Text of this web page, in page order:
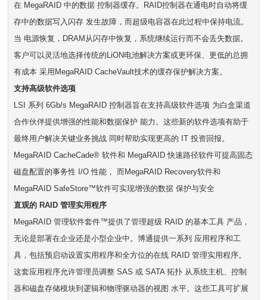
在 MegaRAID 中的数据 控制器缓存。RAID控制器在通电时自动将缓
存中的数据写入闪存 发生故障，而超级电容器在此过程中保持电流。
当 电源恢复，DRAM从闪存中恢复，系统继续运行而不会丢失数据。
客户可以灵活地选择传统的LiON电池解决方案或更环保、更低的总拥
有成本 采用MegaRAID CacheVault技术的缓存保护解决方案。
支持高级软件选项
LSI 系列 6Gb/s MegaRAID 控制器旨在支持高级软件选项 为白盒渠道
合作伙伴提供增强的性能和数据保护 能力。这些新的软件选项有助于
最终用户解决关键业务挑战 同时帮助实现更高的 IT 投资回报。
MegaRAID CacheCade® 软件和 MegaRAID 快速路径软件可提高固态
磁盘配置的事务性 I/O 性能， 而MegaRAID Recovery软件和
MegaRAID SafeStore™软件可实现增强的数据 保护与安全
直观的 RAID 管理实用程序
MegaRAID 管理软件套件™提供了管理超级 RAID 的基本工具 产品，
无论是部署在企业还是小型企业中。博通提供一系列 应用程序和工
具，包括预启动设置实用程序和全方位的在线 RAID 管理实用程序。
这套应用程序允许管理员调整 SAS 或 SATA 拓扑 从系统主机、控制
器和磁盘存储模块到逻辑和物理驱动器的视图 水平。这些工具可扩展